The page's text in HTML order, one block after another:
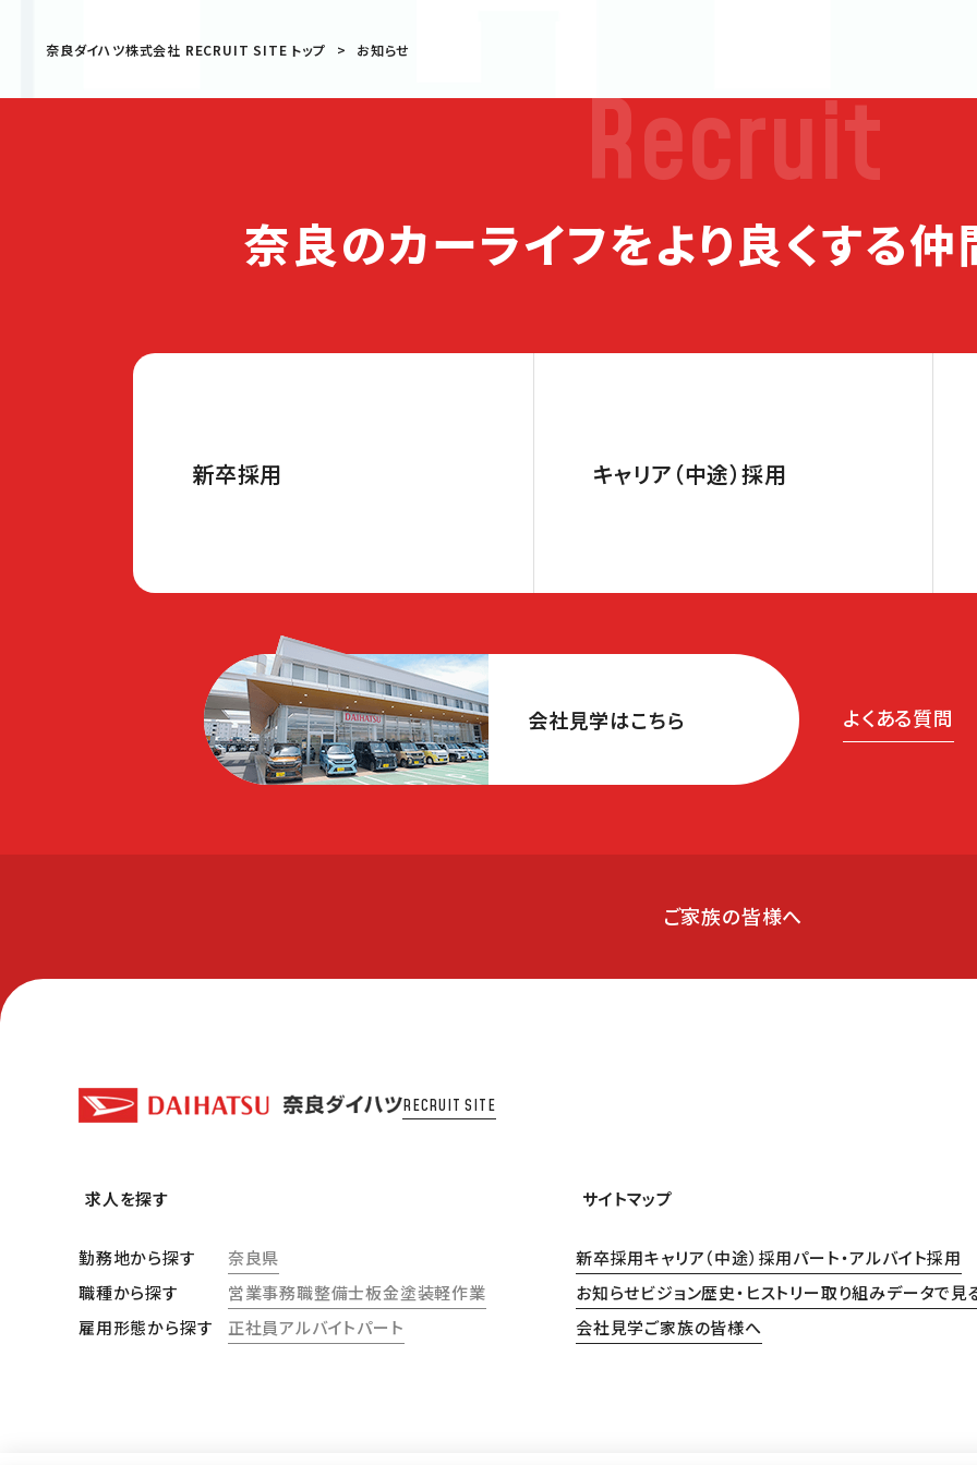
奈良ダイハツ株式会社 RECRUIT SITE トップ お知らせ
Recruit
奈良のカーライフをより良くする仲
新卒採用 キャリア（中途）採用
会社見学はこちら よくある質問
ご家族の皆様へ
RECRUIT SITE
求人を探す
勤務地から探す
奈良県
職種から探す
営業事務職整備士板金塗装軽作業
雇用形態から探す
正社員アルバイトパート
サイトマップ
新卒採用キャリア（中途）採用パート・アルバイト採用
お知らせビジョン歴史・ヒストリー取り組みデータで見
会社見学ご家族の皆様へ